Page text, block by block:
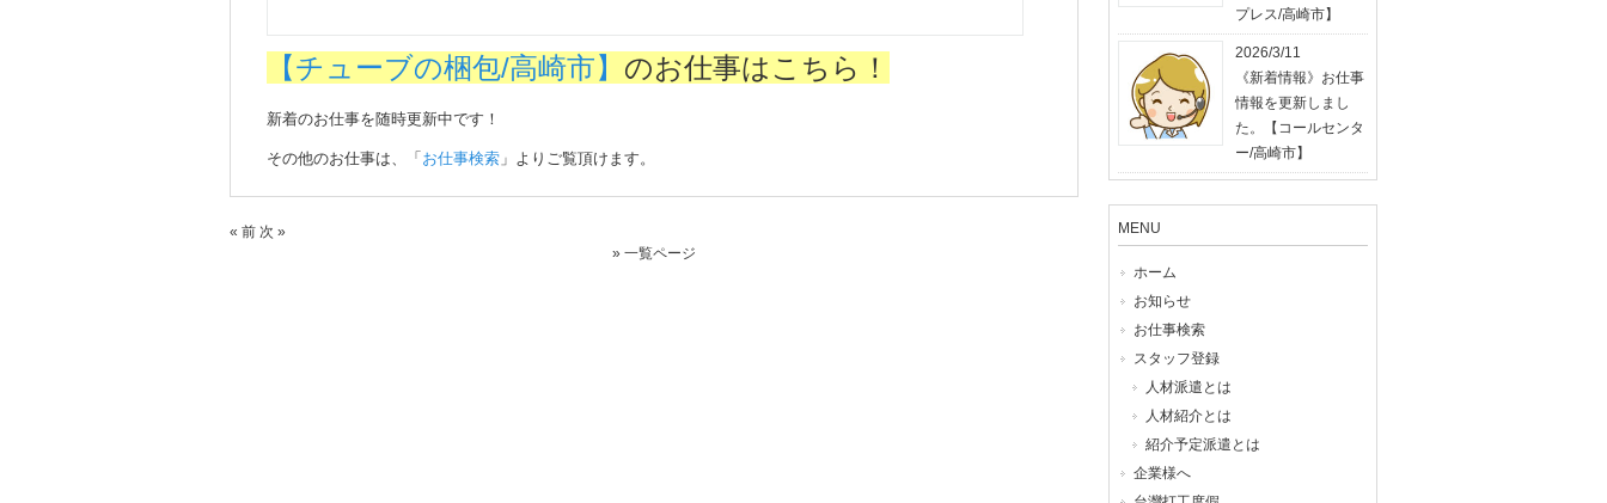
【チューブの梱包/高崎市】 のお仕事はこちら！
新着のお仕事を随時更新中です！
その他のお仕事は、「お仕事検索 」よりご覧頂けます。
« 前 次 »
» 一覧ページ
プレス/高崎市】
2026/3/11
《新着情報》お仕事
情報を更新しまし
た。【コールセンタ
ー/高崎市】
MENU
ホーム
お知らせ
お仕事検索
スタッフ登録
人材派遣とは
人材紹介とは
紹介予定派遣とは
企業様へ